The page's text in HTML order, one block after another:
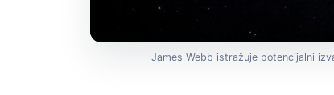
James Webb istražuje potencijalni